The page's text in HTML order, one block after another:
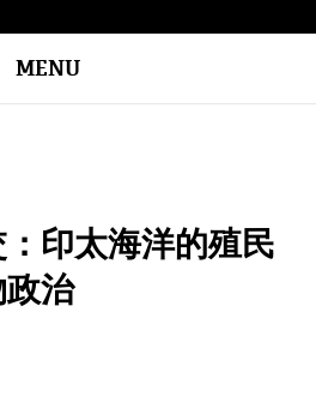
MENU
印太海洋的殖民
治